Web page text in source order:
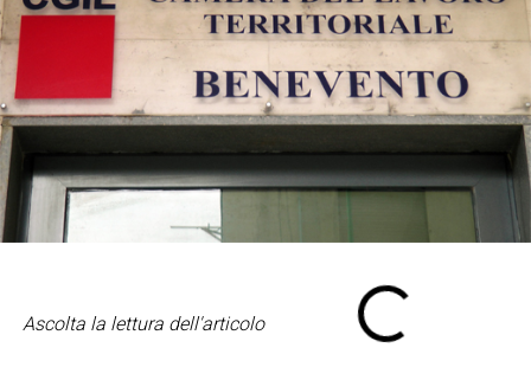
Ascolta la lettura dell'articolo